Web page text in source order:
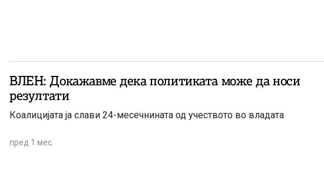
ВЛЕН: Докажавме дека политиката може да носи
резултати
Коалицијата ја слави 24-месечнината од учеството во владата
пред 1 мес.